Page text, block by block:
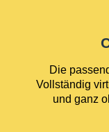
Die
Vollständig
und ganz